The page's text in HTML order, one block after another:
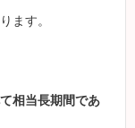
ます。
相当長期間であ